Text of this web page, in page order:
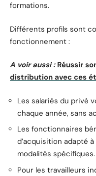
formations.
Différents profils sont
fonctionnement :
A voir aussi : Réussir
distribution avec ces
Les salariés du privé
chaque année, sans
Les fonctionnaires
d’acquisition adapté
modalités spécifiques.
Pour les travailleurs